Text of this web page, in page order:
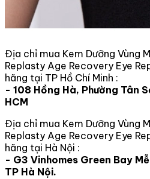
Địa chỉ mua Kem Dưỡng Vùng
Replasty Age Recovery Eye
hãng tại TP Hồ Chí Minh :
- 108 Hồng Hà, Phường Tân
HCM
Địa chỉ mua Kem Dưỡng Vùng
Replasty Age Recovery Eye
hãng tại Hà Nội :
- G3 Vinhomes Green Bay
TP Hà Nội.